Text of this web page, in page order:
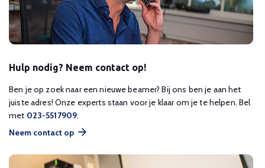
Hulp nodig? Neem contact op!
Ben je op zoek naar een nieuwe beamer? Bij ons ben je aan het
juiste adres! Onze experts staan voor je klaar om je te helpen. Bel
met 023-5517909.
Neem contact op